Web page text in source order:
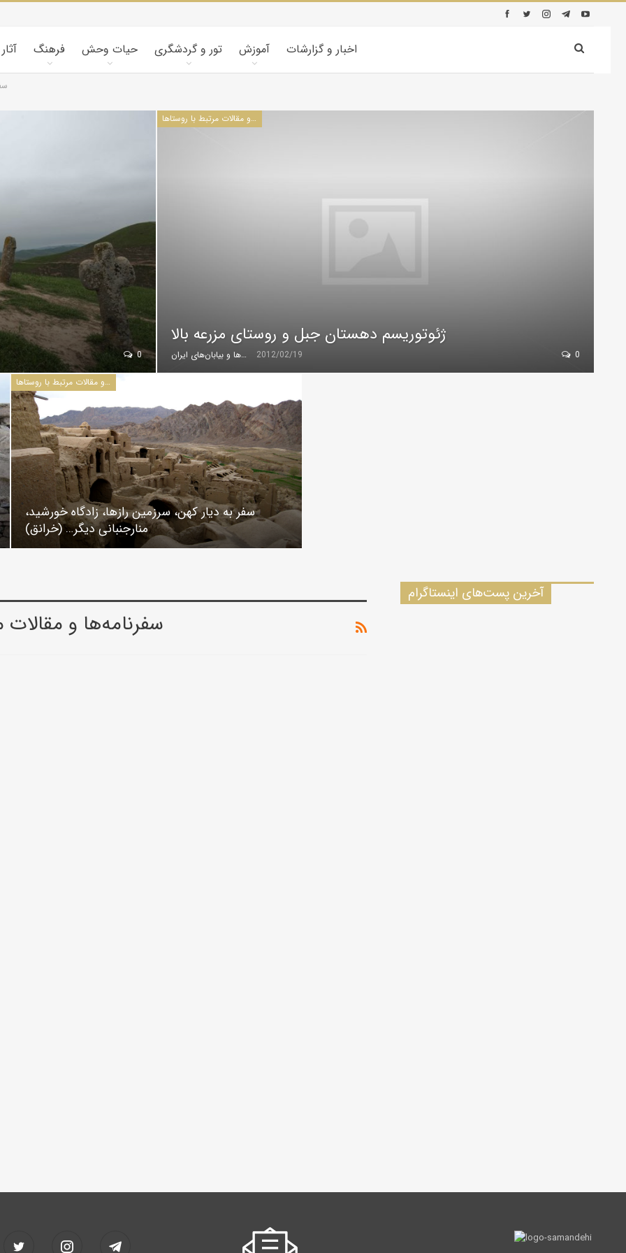
فرهنگ حیات وحش تور و گردشگری آموزش اخبار و گزارشات
0
سفرنامه‌ها و مقالات مرتبط با روستاها
ژئوتوریسم دهستان جبل و روستای مزرعه بالا
گروه کویرها و بیابان‌های ایران 2012/02/19 0
سفرنامه‌ها و مقالات مرتبط با روستاها
سفر به دیار کهن، سرزمین رازها، زادگاه خورشید،
منارجنبانی دیگر… (خرانق)
سفرنامه‌ها و مقالات
آخرین پست‌های اینستاگرام